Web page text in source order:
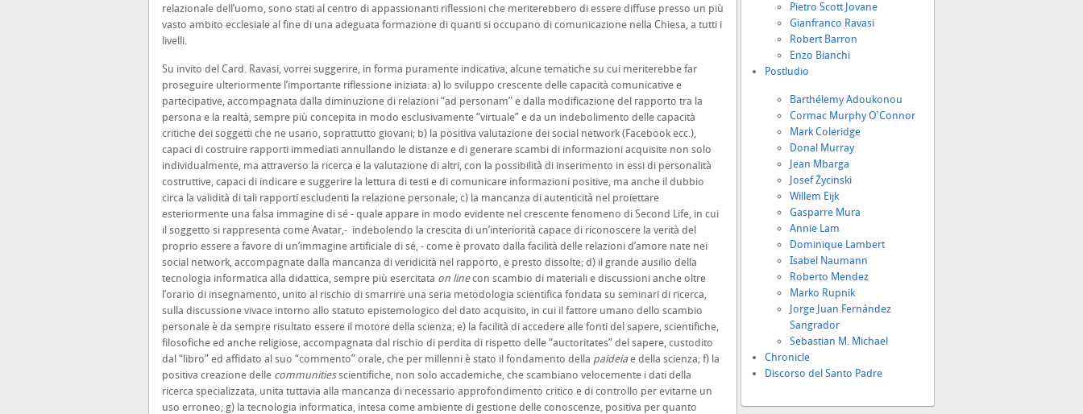
relazionale dell’uomo, sono stati al centro di appassionanti riflessioni che meriterebbero di essere diffuse presso un più
vasto ambito ecclesiale al fine di una adeguata formazione di quanti si occupano di comunicazione nella Chiesa, a tutti i
livelli.
Su invito del Card. Ravasi, vorrei suggerire, in forma puramente indicativa, alcune tematiche su cui meriterebbe far
proseguire ulteriormente l’importante riflessione iniziata: a) lo sviluppo crescente delle capacità comunicative e
partecipative, accompagnata dalla diminuzione di relazioni “ad personam” e dalla modificazione del rapporto tra la
persona e la realtà, sempre più concepita in modo esclusivamente “virtuale” e da un indebolimento delle capacità
critiche dei soggetti che ne usano, soprattutto giovani; b) la positiva valutazione dei social network (Facebook ecc.),
capaci di costruire rapporti immediati annullando le distanze e di generare scambi di informazioni acquisite non solo
individualmente, ma attraverso la ricerca e la valutazione di altri, con la possibilità di inserimento in essi di personalità
costruttive, capaci di indicare e suggerire la lettura di testi e di comunicare informazioni positive, ma anche il dubbio
circa la validità di tali rapporti escludenti la relazione personale; c) la mancanza di autenticità nel proiettare
esteriormente una falsa immagine di sé - quale appare in modo evidente nel crescente fenomeno di Second Life, in cui
il soggetto si rappresenta come Avatar,- indebolendo la crescita di un’interiorità capace di riconoscere la verità del
proprio essere a favore di un’immagine artificiale di sé, - come è provato dalla facilità delle relazioni d’amore nate nei
social network, accompagnate dalla mancanza di veridicità nel rapporto, e presto dissolte; d) il grande ausilio della
tecnologia informatica alla didattica, sempre più esercitata on linecon scambio di materiali e discussioni anche oltre
l’orario di insegnamento, unito al rischio di smarrire una seria metodologia scientifica fondata su seminari di ricerca,
sulla discussione vivace intorno allo statuto epistemologico del dato acquisito, in cui il fattore umano dello scambio
personale è da sempre risultato essere il motore della scienza; e) la facilità di accedere alle fonti del sapere, scientifiche,
filosofiche ed anche religiose, accompagnata dal rischio di perdita di rispetto delle “auctoritates” del sapere, custodito
dal “libro” ed affidato al suo “commento” orale, che per millenni è stato il fondamento della paideia e della scienza; f) la
positiva creazione delle communitiesscientifiche, non solo accademiche, che scambiano velocemente i dati della
ricerca specializzata, unita tuttavia alla mancanza di necessario approfondimento critico e di controllo per evitarne un
uso erroneo; g) la tecnologia informatica, intesa come ambiente di gestione delle conoscenze, positiva per quanto
Pietro Scott Jovane
Gianfranco Ravasi
Robert Barron
Enzo Bianchi
Postludio
Barthélemy Adoukonou
Cormac Murphy O'Connor
Mark Coleridge
Donal Murray
Jean Mbarga
Josef Zycinski
Willem Eijk
Gasparre Mura
Annie Lam
Dominique Lambert
Isabel Naumann
Roberto Mendez
Marko Rupnik
Jorge Juan Fernández
Sangrador
Sebastian M. Michael
Chronicle
Discorso del Santo Padre